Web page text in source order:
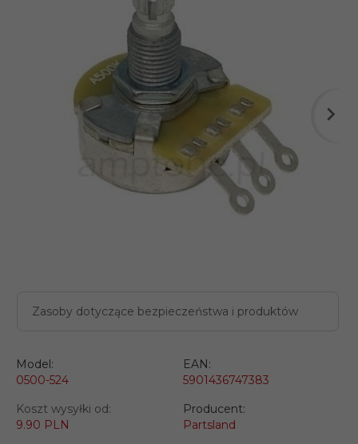
Zasoby dotyczące bezpieczeństwa i produktów
Model:
0500-524
EAN:
5901436747383
Koszt wysyłki od:
9.90 PLN
Producent:
Partsland